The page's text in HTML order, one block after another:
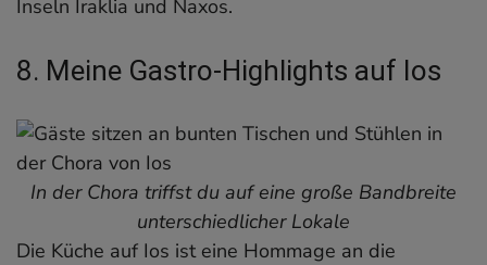
Inseln Iraklia und Naxos.
8. Meine Gastro-Highlights auf Ios
In der Chora triffst du auf eine große Bandbreite
unterschiedlicher Lokale
Die Küche auf Ios ist eine Hommage an die